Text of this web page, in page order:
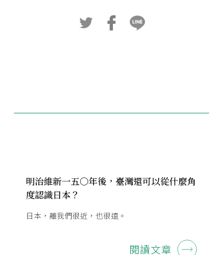
明治維新一五〇年後，臺灣還可以從什麼角
度認識日本？
日本，離我們很近，也很遠。
閱讀文章